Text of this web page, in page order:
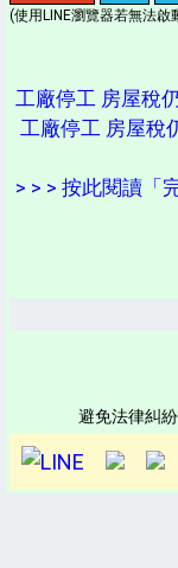
(使用LINE瀏覽器若無法
工廠停工 房屋稅
工廠停工 房屋稅
> > > 按此閱讀「
避免法律糾